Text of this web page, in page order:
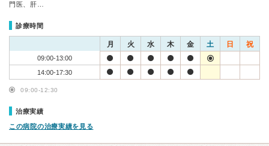
門医、肝…
診療時間
月 火 水 木 金 土 日 祝
09:00-13:00
14:00-17:30
09:00-12:30
治療実績
この病院の治療実績を見る